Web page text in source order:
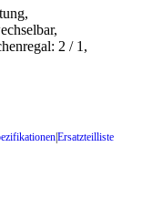
2 / 1,
|Ersatzteilliste